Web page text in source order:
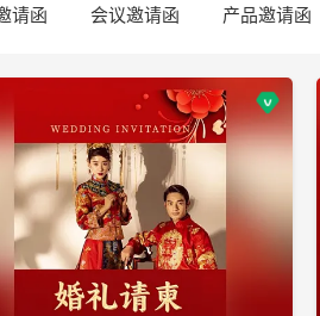
请函 会议邀请函 产品邀请函